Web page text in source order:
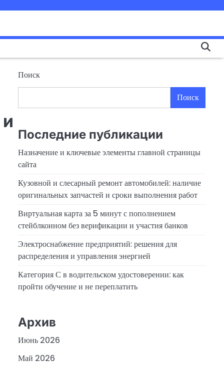
Поиск
Поиск
Последние публикации
Назначение и ключевые элементы главной страницы
сайта
Кузовной и слесарный ремонт автомобилей: наличие
оригинальных запчастей и сроки выполнения работ
Виртуальная карта за 5 минут с пополнением
стейблкоином без верификации и участия банков
Электроснабжение предприятий: решения для
распределения и управления энергией
Категория С в водительском удостоверении: как
пройти обучение и не переплатить
Архив
Июнь 2026
Май 2026